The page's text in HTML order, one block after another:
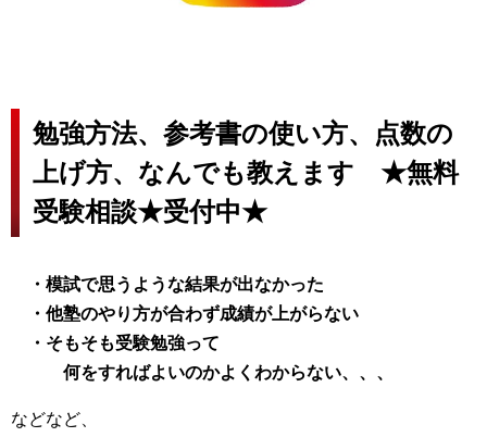
勉強方法、参考書の使い方、点数の
上げ方、なんでも教えます ★無料
受験相談★受付中★
・模試で思うような結果が出なかった
・他塾のやり方が合わず成績が上がらない
・そもそも受験勉強って
何をすればよいのかよくわからない、、、
などなど、